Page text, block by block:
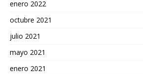
enero 2022
octubre 2021
julio 2021
mayo 2021
enero 2021